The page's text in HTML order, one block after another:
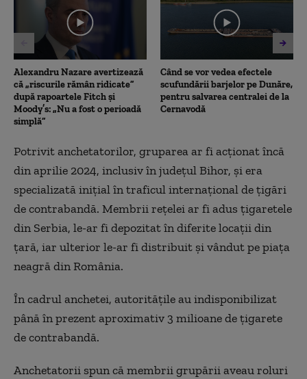
seconds
Alexandru Nazare avertizează
că „riscurile rămân ridicate”
după rapoartele Fitch și
Moody’s: „Nu a fost o perioadă
simplă”
Când se vor vedea efectele
scufundării barjelor pe Dunăre,
pentru salvarea centralei de la
Cernavodă
Potrivit anchetatorilor, gruparea ar fi acționat încă
din aprilie 2024, inclusiv în județul Bihor, și era
specializată inițial în traficul internațional de țigări
de contrabandă. Membrii rețelei ar fi adus țigaretele
din Serbia, le-ar fi depozitat în diferite locații din
țară, iar ulterior le-ar fi distribuit și vândut pe piața
neagră din România.
În cadrul anchetei, autoritățile au indisponibilizat
până în prezent aproximativ 3 milioane de țigarete
de contrabandă.
Anchetatorii spun că membrii grupării aveau roluri